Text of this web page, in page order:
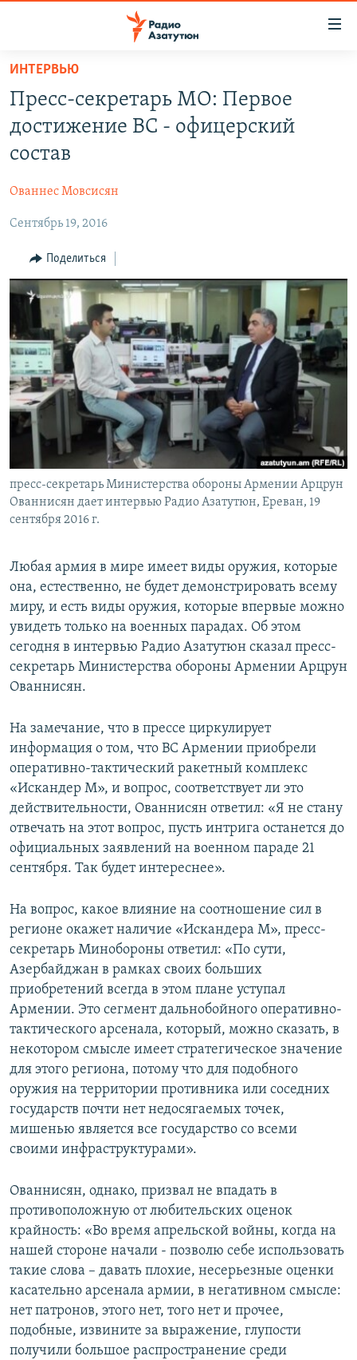
Перейти
основному
содержанию
основной
Перейти
поиску
НОВОСТИ
ЭКОНОМИКА
РЕГИОН
НАГОРНЫЙ КАРАБАХ
КУЛЬТУРА
СПОРТ
АРХИВ
Հայերեն
English
Русский
Все сайты Радио Азатутюн
ИНТЕРВЬЮ
Пресс-секретарь МО: Первое
достижение ВС - офицерский
состав
Ованнес Мовсисян
Сентябрь 19, 2016
Поделиться
пресс-секретарь Министерства обороны Армении Арцрун
Ованнисян дает интервью Радио Азатутюн, Ереван, 19
сентября 2016 г.
Любая армия в мире имеет виды оружия, которые
она, естественно, не будет демонстрировать всему
миру, и есть виды оружия, которые впервые можно
увидеть только на военных парадах. Об этом
сегодня в интервью Радио Азатутюн сказал пресс-
секретарь Министерства обороны Армении Арцрун
Ованнисян.
На замечание, что в прессе циркулирует
информация о том, что ВС Армении приобрели
оперативно-тактический ракетный комплекс
«Искандер М», и вопрос, соответствует ли это
действительности, Ованнисян ответил: «Я не стану
отвечать на этот вопрос, пусть интрига останется до
официальных заявлений на военном параде 21
сентября. Так будет интереснее».
На вопрос, какое влияние на соотношение сил в
регионе окажет наличие «Искандера М», пресс-
секретарь Минобороны ответил: «По сути,
Азербайджан в рамках своих больших
приобретений всегда в этом плане уступал
Армении. Это сегмент дальнобойного оперативно-
тактического арсенала, который, можно сказать, в
некотором смысле имеет стратегическое значение
для этого региона, потому что для подобного
оружия на территории противника или соседних
государств почти нет недосягаемых точек,
мишенью является все государство со всеми
своими инфраструктурами».
Ованнисян, однако, призвал не впадать в
противоположную от любительских оценок
крайность: «Во время апрельской войны, когда на
нашей стороне начали - позволю себе использовать
такие слова – давать плохие, несерьезные оценки
касательно арсенала армии, в негативном смысле:
нет патронов, этого нет, того нет и прочее,
подобные, извините за выражение, глупости
получили большое распространение среди